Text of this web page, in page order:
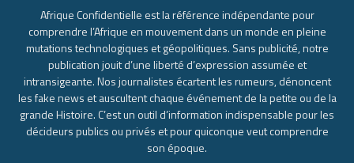
Afrique Confidentielle est la référence indépendante pour
comprendre l’Afrique en mouvement dans un monde en pleine
mutations technologiques et géopolitiques. Sans publicité, notre
publication jouit d’une liberté d’expression assumée et
intransigeante. Nos journalistes écartent les rumeurs, dénoncent
les fake news et auscultent chaque événement de la petite ou de la
grande Histoire. C’est un outil d’information indispensable pour les
décideurs publics ou privés et pour quiconque veut comprendre
son époque.